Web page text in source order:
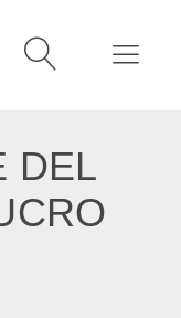
DEL